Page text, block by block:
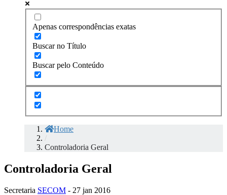
Apenas correspondências exatas
Buscar no Título
Buscar pelo Conteúdo
Home
/
Controladoria Geral
Controladoria Geral
Secretaria SECOM - 27 jan 2016